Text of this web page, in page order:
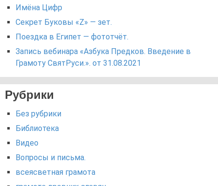
Имёна Цифр
Секрет Буковы «Z» — зет.
Поездка в Египет — фототчёт.
Запись вебинара «Азбука Предков. Введение в
Грамоту СвятРуси.». от 31.08.2021
Рубрики
Без рубрики
Библиотека
Видео
Вопросы и письма.
всеясветная грамота